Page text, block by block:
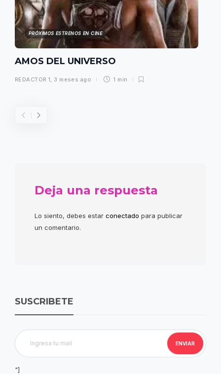
PRÓXIMOS ESTRENOS EN CINE
AMOS DEL UNIVERSO
REDACTOR 1 3 meses ago 1 min
Deja una respuesta
Lo siento, debes estar conectado para publicar
un comentario.
SUSCRIBETE
"]